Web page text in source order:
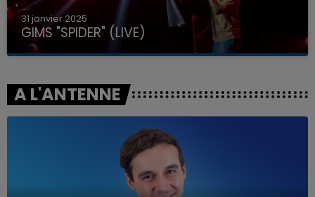
31 janvier 2025
GIMS "SPIDER" (LIVE)
A L'ANTENNE